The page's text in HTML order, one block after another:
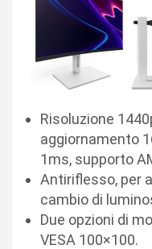
Risoluzione
aggiornamento
1ms, supporto
Antiriflesso, per
cambio di
Due opzioni di
VESA 100×100.